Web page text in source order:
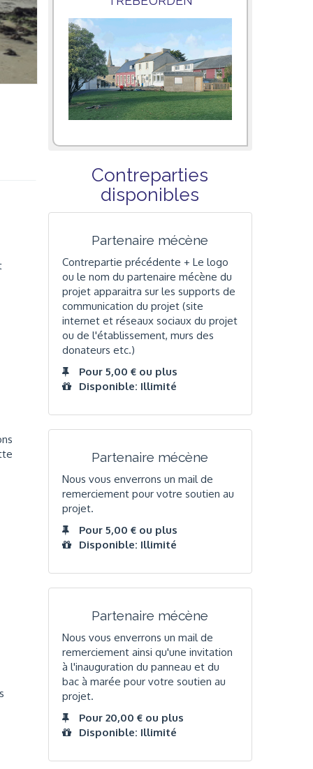
Contreparties
disponibles
Partenaire mécène
Contrepartie précédente + Le logo
ou le nom du partenaire mécène du
projet apparaitra sur les supports de
communication du projet (site
internet et réseaux sociaux du projet
ou de l'établissement, murs des
donateurs etc.)
Pour 5,00 € ou plus
Disponible: Illimité
Partenaire mécène
Nous vous enverrons un mail de
remerciement pour votre soutien au
projet.
Pour 5,00 € ou plus
Disponible: Illimité
Partenaire mécène
Nous vous enverrons un mail de
remerciement ainsi qu'une invitation
à l'inauguration du panneau et du
bac à marée pour votre soutien au
projet.
Pour 20,00 € ou plus
Disponible: Illimité